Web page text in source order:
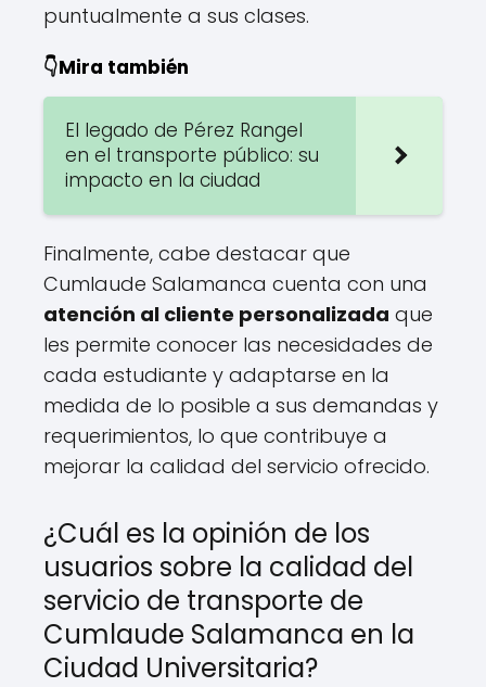
puntualmente a sus clases.
👇Mira también
El legado de Pérez Rangel
en el transporte público: su
impacto en la ciudad
Finalmente, cabe destacar que
Cumlaude Salamanca cuenta con una
atención al cliente personalizada que
les permite conocer las necesidades de
cada estudiante y adaptarse en la
medida de lo posible a sus demandas y
requerimientos, lo que contribuye a
mejorar la calidad del servicio ofrecido.
¿Cuál es la opinión de los
usuarios sobre la calidad del
servicio de transporte de
Cumlaude Salamanca en la
Ciudad Universitaria?